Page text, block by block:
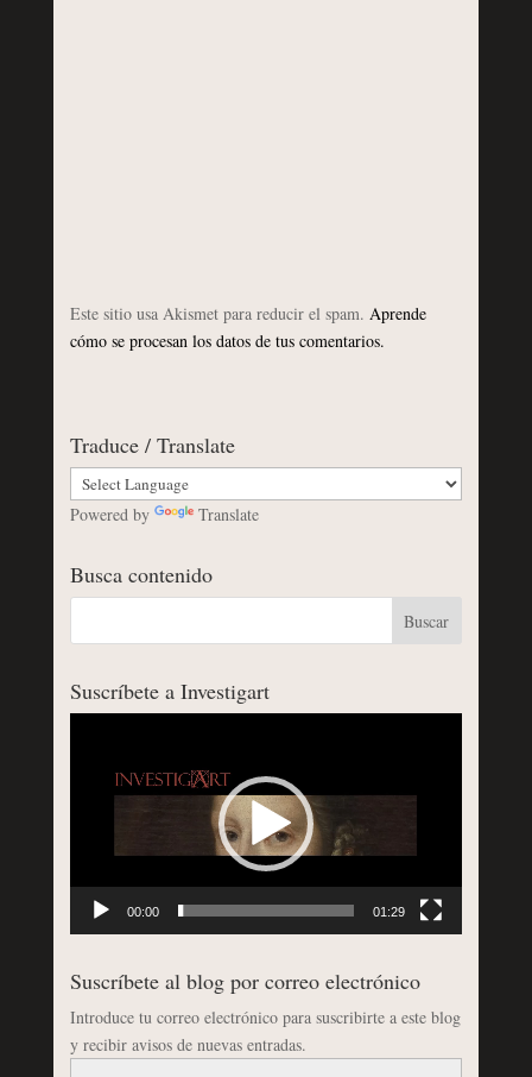
Este sitio usa Akismet para reducir el spam. Aprende
cómo se procesan los datos de tus comentarios.
Traduce / Translate
Powered by Translate
Busca contenido
Suscríbete a Investigart
00:00 01:29
Suscríbete al blog por correo electrónico
Introduce tu correo electrónico para suscribirte a este blog
y recibir avisos de nuevas entradas.